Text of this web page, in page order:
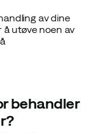
av dine
å utøve noen av
behandler